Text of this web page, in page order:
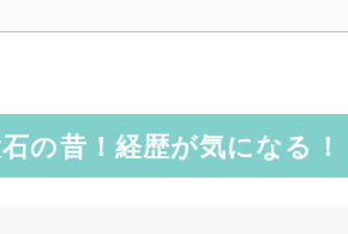
の昔！経歴が気になる！